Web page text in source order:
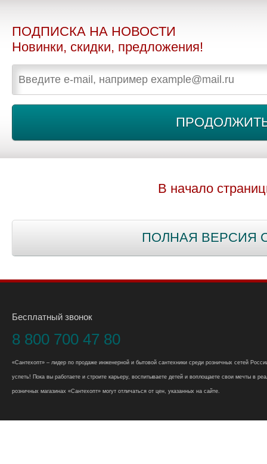
ПОДПИСКА НА НОВОСТИ
Новинки, скидки, предложения!
В начало
ПОЛНАЯ ВЕРСИЯ
Бесплатный звонок
8 800 700 47 80
«Сантехопт» – лидер по продаже инженерной и бытовой сантехники среди розничных сетей
успеть! Пока вы работаете и строите карьеру, воспитываете детей и воплощаете свои мечты в
розничных магазинах «Сантехопт» могут отличаться от цен, указанных на сайте.